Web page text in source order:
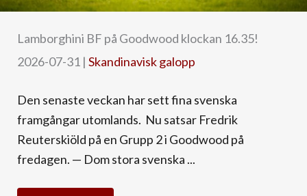
Lamborghini BF på Goodwood klockan 16.35!
2026-07-31 | Skandinavisk galopp
Den senaste veckan har sett fina svenska
framgångar utomlands. Nu satsar Fredrik
Reuterskiöld på en Grupp 2 i Goodwood på
fredagen. — Dom stora svenska ...